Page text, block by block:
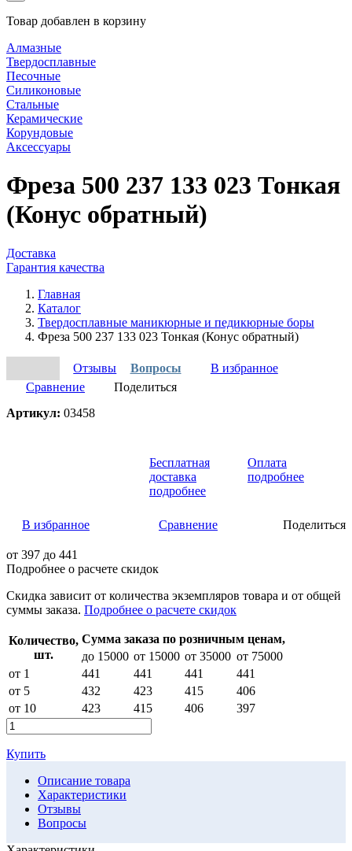
Товар добавлен в корзину
Алмазные
Твердосплавные
Песочные
Силиконовые
Стальные
Керамические
Корундовые
Аксессуары
Фреза 500 237 133 023 Тонкая
(Конус обратный)
Доставка
Гарантия качества
Главная
Каталог
Твердосплавные маникюрные и педикюрные боры
Фреза 500 237 133 023 Тонкая (Конус обратный)
Отзывы Вопросы
В избранное
Сравнение
Поделиться
Артикул: 03458
Бесплатная
доставка
подробнее
Оплата
подробнее
В избранное Сравнение Поделиться
от 397 до 441
Подробнее о расчете скидок
Скидка зависит от количества экземпляров товара и от общей
суммы заказа. Подробнее о расчете скидок
Количество,
шт.
Сумма заказа по розничным ценам,
до 15000 от 15000 от 35000 от 75000
от 1
441 441 441
441
от 5
432 423 415
406
от 10
423 415 406 397
Купить
Описание товара
Характеристики
Отзывы
Вопросы